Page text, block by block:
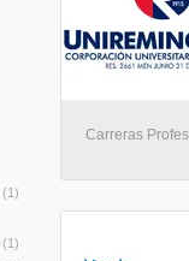
(1)
(1)
Carreras